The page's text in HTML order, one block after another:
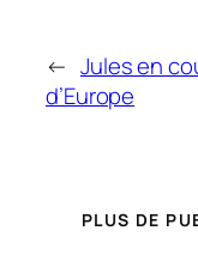
← Jules en
d’Europe
PLUS DE